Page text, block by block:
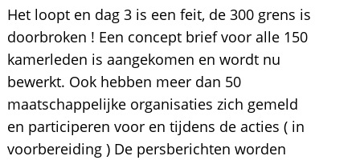
Het loopt en dag 3 is een feit, de 300 grens is
doorbroken ! Een concept brief voor alle 150
kamerleden is aangekomen en wordt nu
bewerkt. Ook hebben meer dan 50
maatschappelijke organisaties zich gemeld
en participeren voor en tijdens de acties ( in
voorbereiding ) De persberichten worden